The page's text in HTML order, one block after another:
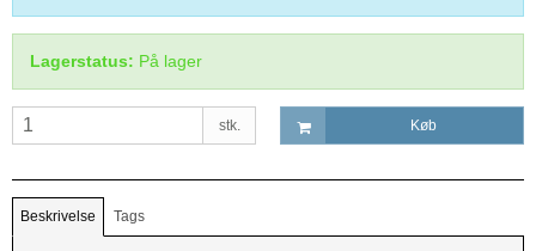
Lagerstatus: På lager
stk. Køb
Beskrivelse Tags